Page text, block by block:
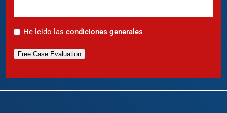
* He leído las condiciones generales
Free Case Evaluation